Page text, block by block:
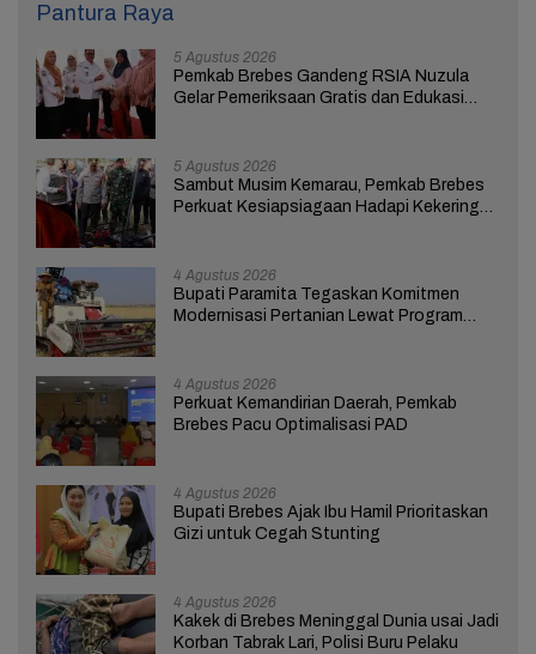
Pantura Raya
5 Agustus 2026
Pemkab Brebes Gandeng RSIA Nuzula
Gelar Pemeriksaan Gratis dan Edukasi
5 Agustus 2026
Sambut Musim Kemarau, Pemkab Brebes
Perkuat Kesiapsiagaan Hadapi Kekeringan
4 Agustus 2026
Bupati Paramita Tegaskan Komitmen
Modernisasi Pertanian Lewat Program
4 Agustus 2026
Perkuat Kemandirian Daerah, Pemkab
Brebes Pacu Optimalisasi PAD
4 Agustus 2026
Bupati Brebes Ajak Ibu Hamil Prioritaskan
Gizi untuk Cegah Stunting
4 Agustus 2026
Kakek di Brebes Meninggal Dunia usai Jadi
Korban Tabrak Lari, Polisi Buru Pelaku